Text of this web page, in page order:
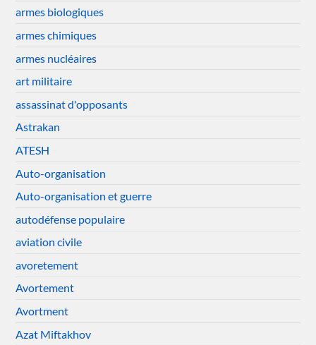
armes biologiques
armes chimiques
armes nucléaires
art militaire
assassinat d'opposants
Astrakan
ATESH
Auto-organisation
Auto-organisation et guerre
autodéfense populaire
aviation civile
avoretement
Avortement
Avortment
Azat Miftakhov